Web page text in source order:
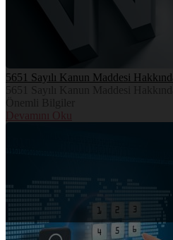
5651 Sayılı Kanun Maddesi
Devamını Oku